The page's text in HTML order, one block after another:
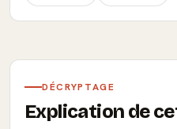
DÉCRYPTAGE
Explication de